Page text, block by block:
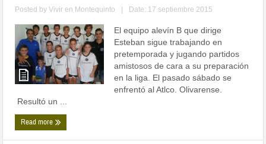
Posted byVivir en Montequinto Date: 17 septiembre 2015
El equipo alevín B que dirige
Esteban sigue trabajando en
pretemporada y jugando partidos
amistosos de cara a su preparación
en la liga. El pasado sábado se
enfrentó al Atlco. Olivarense.
Resultó un ...
Read more